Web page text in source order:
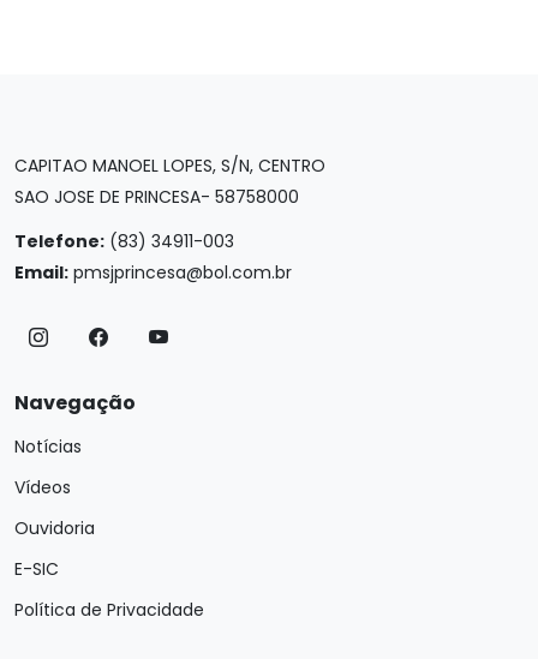
CAPITAO MANOEL LOPES, S/N, CENTRO
SAO JOSE DE PRINCESA- 58758000
Telefone: (83) 34911-003
Email: pmsjprincesa@bol.com.br
Navegação
Notícias
Vídeos
Ouvidoria
E-SIC
Política de Privacidade